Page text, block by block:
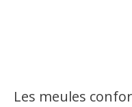
Les meules